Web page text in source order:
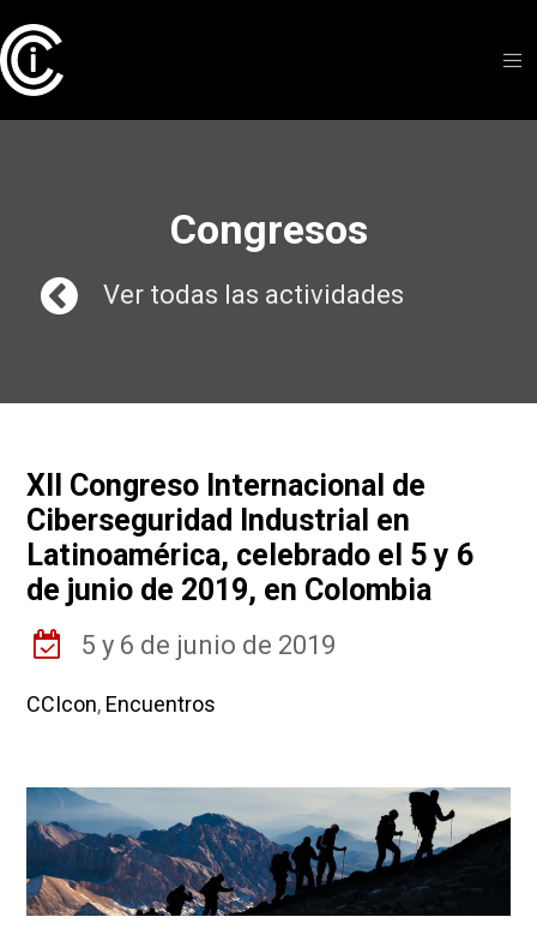
Congresos
Ver todas las actividades
XII Congreso Internacional de
Ciberseguridad Industrial en
Latinoamérica, celebrado el 5 y 6
de junio de 2019, en Colombia
5 y 6 de junio de 2019
CCIcon, Encuentros